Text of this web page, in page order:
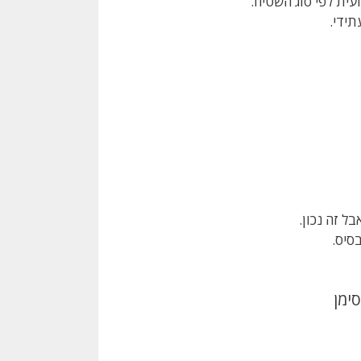
זה נכון.